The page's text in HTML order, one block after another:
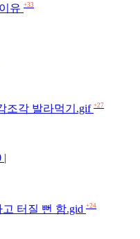
유 +33
조각 발라먹기.gif +27
|
터질 뻔 함.gid +24